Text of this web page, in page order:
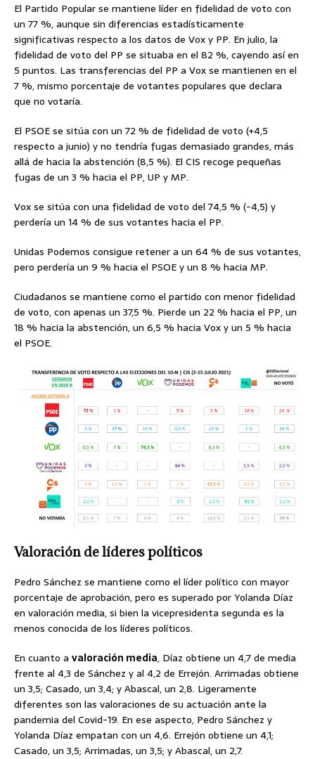
El Partido Popular se mantiene líder en fidelidad de voto con
un 77 %, aunque sin diferencias estadísticamente
significativas respecto a los datos de Vox y PP. En julio, la
fidelidad de voto del PP se situaba en el 82 %, cayendo así en
5 puntos. Las transferencias del PP a Vox se mantienen en el
7 %, mismo porcentaje de votantes populares que declara
que no votaría.
El PSOE se sitúa con un 72 % de fidelidad de voto (+4,5
respecto a junio) y no tendría fugas demasiado grandes, más
allá de hacia la abstención (8,5 %). El CIS recoge pequeñas
fugas de un 3 % hacia el PP, UP y MP.
Vox se sitúa con una fidelidad de voto del 74,5 % (-4,5) y
perdería un 14 % de sus votantes hacia el PP.
Unidas Podemos consigue retener a un 64 % de sus votantes,
pero perdería un 9 % hacia el PSOE y un 8 % hacia MP.
Ciudadanos se mantiene como el partido con menor fidelidad
de voto, con apenas un 37,5 %. Pierde un 22 % hacia el PP, un
18 % hacia la abstención, un 6,5 % hacia Vox y un 5 % hacia
el PSOE.
Valoración de líderes políticos
Pedro Sánchez se mantiene como el líder político con mayor
porcentaje de aprobación, pero es superado por Yolanda Díaz
en valoración media, si bien la vicepresidenta segunda es la
menos conocida de los líderes políticos.
En cuanto a valoración media, Díaz obtiene un 4,7 de media
frente al 4,3 de Sánchez y al 4,2 de Errejón. Arrimadas obtiene
un 3,5; Casado, un 3,4; y Abascal, un 2,8. Ligeramente
diferentes son las valoraciones de su actuación ante la
pandemia del Covid-19. En ese aspecto, Pedro Sánchez y
Yolanda Díaz empatan con un 4,6. Errejón obtiene un 4,1;
Casado, un 3,5; Arrimadas, un 3,5; y Abascal, un 2,7.